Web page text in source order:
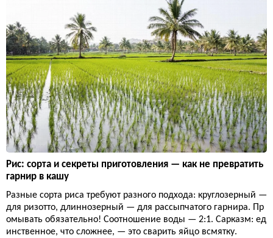
Рис: сорта и секреты приготовления — как не превратить
гарнир в кашу
Разные сорта риса требуют разного подхода: круглозерный —
для ризотто, длиннозерный — для рассыпчатого гарнира. Пр
омывать обязательно! Соотношение воды — 2:1. Сарказм: ед
инственное, что сложнее, — это сварить яйцо всмятку.